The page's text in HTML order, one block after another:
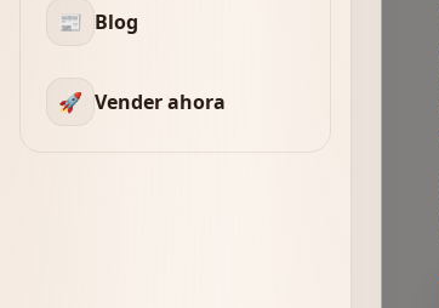
📰 Blog
🚀 Vender ahora